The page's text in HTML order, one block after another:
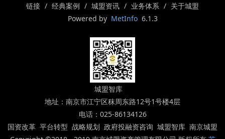
链接 经典案例 城盟资讯 业务体系
关于城盟
Powered by MetInfo6.1.3
城盟智库
地址：南京市江宁区秣周东路12号1号楼4层
电话：025-86134126
国资改革 平台转型 战略规划 政府投融资咨询 城盟智库 南京城盟